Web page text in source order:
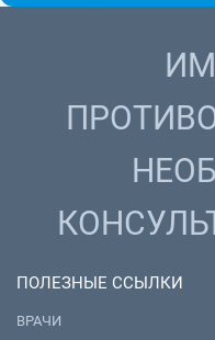
ПОЛЕЗНЫЕ ССЫЛКИ
ВРАЧИ